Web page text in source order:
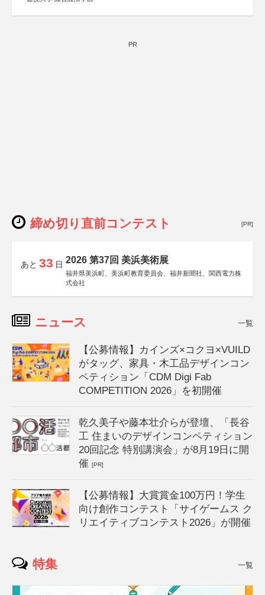
PR
締め切り直前コンテスト [PR]
あと 33 日 2026 第37回 美浜美術展
福井県美浜町、美浜町教育委員会、福井新聞社、関西電力株
式会社
ニュース 一覧
【公募情報】カインズ×コクヨ×VUILD
がタッグ、家具・木工品デザインコン
ペティション「CDM Digi Fab
COMPETITION 2026」を初開催
乾久美子や藤本壮介らが登壇、「長谷
工 住まいのデザインコンペティション
20回記念 特別講演会」が8月19日に開
催[PR]
【公募情報】大賞賞金100万円！学生
向け創作コンテスト「サイゲームス ク
リエイティブコンテスト2026」が開催
特集 一覧